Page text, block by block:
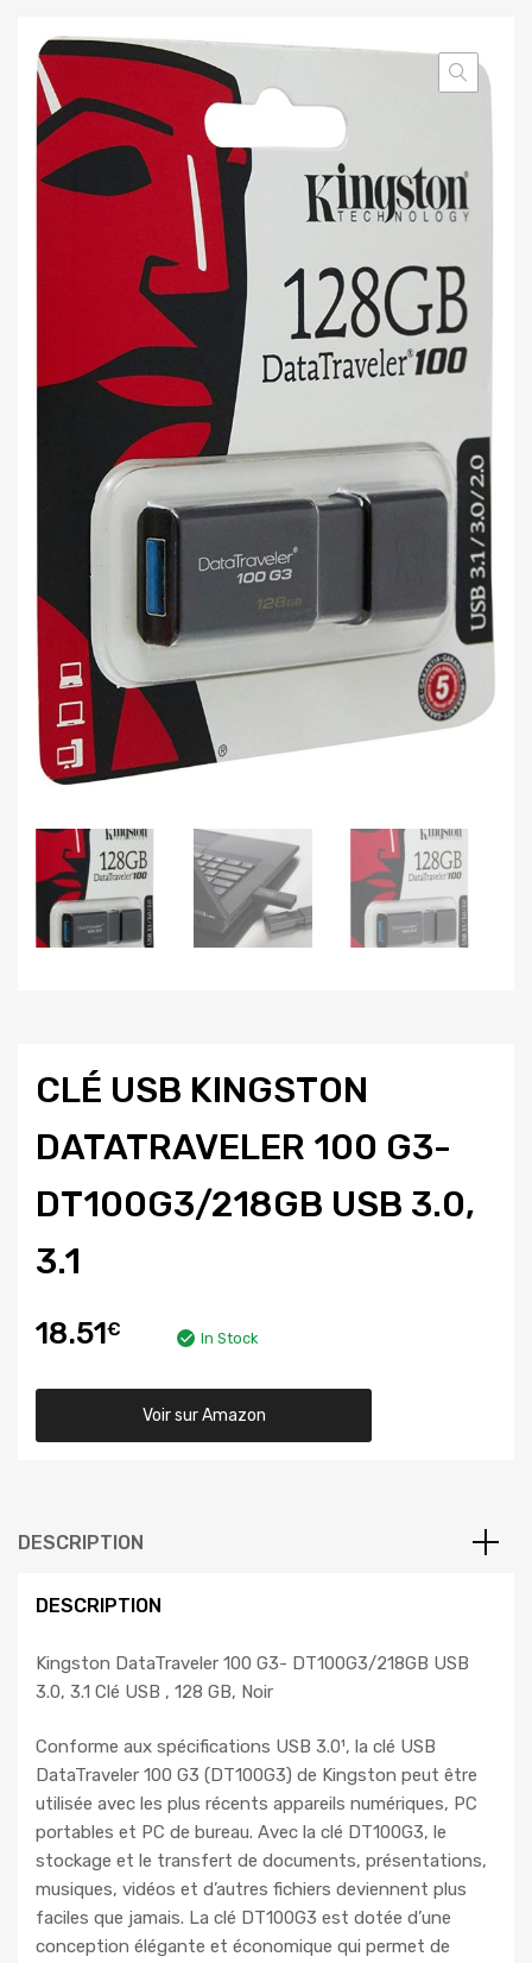
CLÉ USB KINGSTON
DATATRAVELER 100 G3-
DT100G3/218GB USB 3.0,
3.1
18.51€ In Stock
Voir sur Amazon
DESCRIPTION
DESCRIPTION
Kingston DataTraveler 100 G3- DT100G3/218GB USB
3.0, 3.1 Clé USB , 128 GB, Noir
Conforme aux spécifications USB 3.0¹, la clé USB
DataTraveler 100 G3 (DT100G3) de Kingston peut être
utilisée avec les plus récents appareils numériques, PC
portables et PC de bureau. Avec la clé DT100G3, le
stockage et le transfert de documents, présentations,
musiques, vidéos et d’autres fichiers deviennent plus
faciles que jamais. La clé DT100G3 est dotée d’une
conception élégante et économique qui permet de